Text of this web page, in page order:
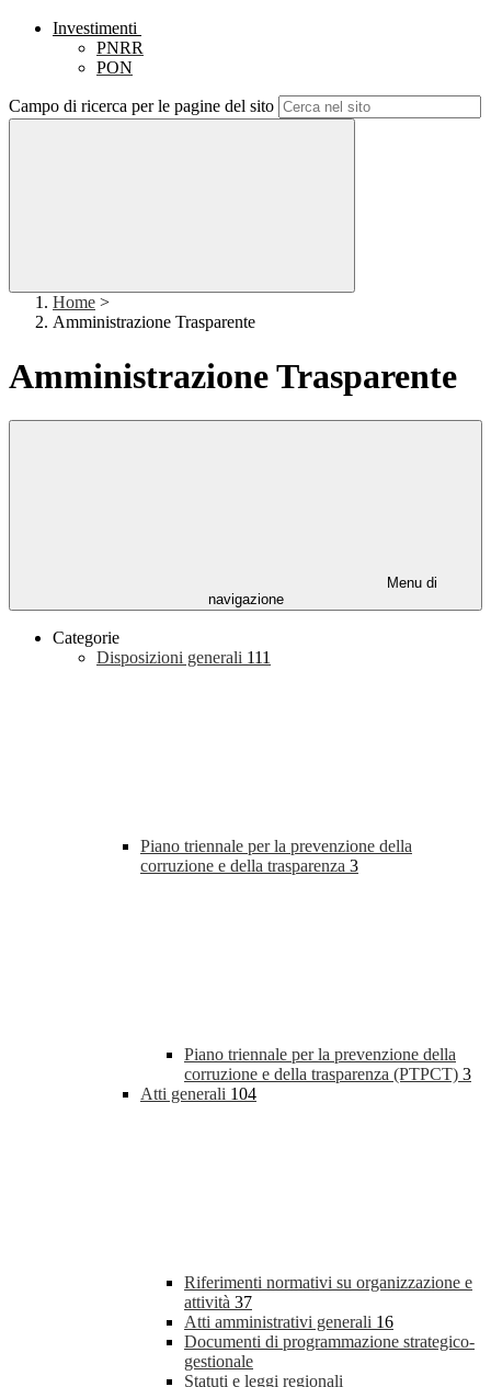
Investimenti
PNRR
PON
Campo di ricerca per le pagine del sito
Home >
Amministrazione Trasparente
Amministrazione Trasparente
Menu di
navigazione
Categorie
Disposizioni generali 111
Piano triennale per la prevenzione della
corruzione e della trasparenza 3
Piano triennale per la prevenzione della
corruzione e della trasparenza (PTPCT) 3
Atti generali 104
Riferimenti normativi su organizzazione e
attività 37
Atti amministrativi generali 16
Documenti di programmazione strategico-
gestionale
Statuti e leggi regionali